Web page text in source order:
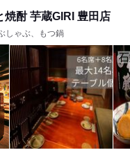
焼酎 芋蔵GIRI 豊田店
しゃぶ、もつ鍋